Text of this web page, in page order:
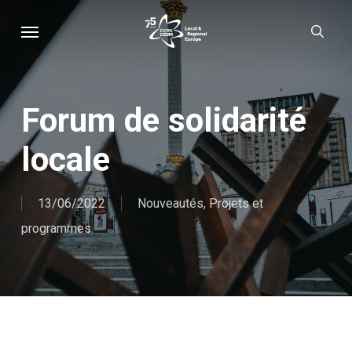
content
Forum de solidarité
locale
13/06/2022 Nouveautés, Projets et
programmes